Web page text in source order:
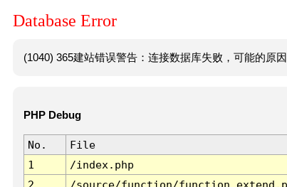
Database Error
(1040) 365建站错误警告：连接数据库失败，可能的原
PHP Debug
No. File
1
/index.php
2
/source/function/